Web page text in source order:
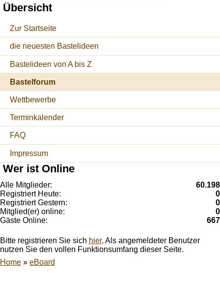
Übersicht
Zur Startseite
die neuesten Bastelideen
Bastelideen von A bis Z
Bastelforum
Wettbewerbe
Terminkalender
FAQ
Impressum
Wer ist Online
Alle Mitglieder:
60.198
Registriert Heute:
0
Registriert Gestern:
0
Mitglied(er) online:
0
Gäste Online:
667
Bitte registrieren Sie sich hier. Als angemeldeter Benutzer
nutzen Sie den vollen Funktionsumfang dieser Seite.
Home » eBoard